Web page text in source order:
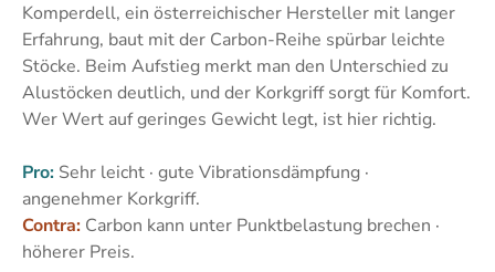
Komperdell, ein österreichischer Hersteller mit langer
Erfahrung, baut mit der Carbon-Reihe spürbar leichte
Stöcke. Beim Aufstieg merkt man den Unterschied zu
Alustöcken deutlich, und der Korkgriff sorgt für Komfort.
Wer Wert auf geringes Gewicht legt, ist hier richtig.
Pro: Sehr leicht · gute Vibrationsdämpfung ·
angenehmer Korkgriff.
Contra: Carbon kann unter Punktbelastung brechen ·
höherer Preis.